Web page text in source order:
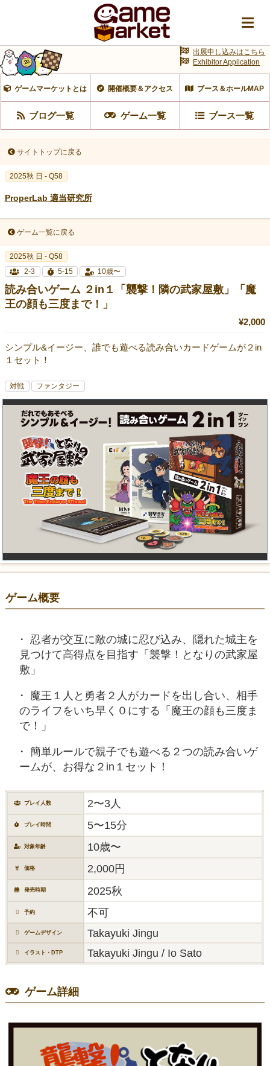
ゲームマーケットとは 開催概要＆アクセス ブース＆ホールMAP
ブログ一覧 ゲーム一覧 ブース一覧
出展申し込みはこちら
Exhibitor Application
サイトトップに戻る
2025秋 日 - Q58
ProperLab 適当研究所
ゲーム一覧に戻る
2025秋 日 - Q58
2-3
5-15 10歳〜
読み合いゲーム ２in１「襲撃！隣の武家屋敷」「魔
王の顔も三度まで！」
¥2,000
シンプル&イージー、誰でも遊べる読み合いカードゲームが２in
１セット！
対戦 ファンタジー
ゲーム概要
忍者が交互に敵の城に忍び込み、隠れた城主を
見つけて高得点を目指す「襲撃！となりの武家屋
敷」
魔王１人と勇者２人がカードを出し合い、相手
のライフをいち早く０にする「魔王の顔も三度ま
で！」
簡単ルールで親子でも遊べる２つの読み合いゲ
ームが、お得な２in１セット！
プレイ人数 2〜3人
プレイ時間 5〜15分
対象年齢 10歳〜
価格 2,000円
発売時期 2025秋
予約 不可
ゲームデザイン Takayuki Jingu
イラスト・DTP Takayuki Jingu / Io Sato
ゲーム詳細